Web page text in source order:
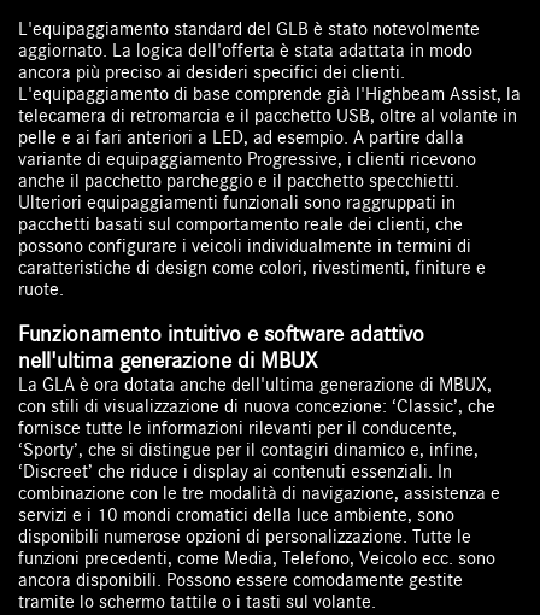
L'equipaggiamento standard del GLB è stato notevolmente
aggiornato. La logica dell'offerta è stata adattata in modo
ancora più preciso ai desideri specifici dei clienti.
L'equipaggiamento di base comprende già l'Highbeam Assist, la
telecamera di retromarcia e il pacchetto USB, oltre al volante in
pelle e ai fari anteriori a LED, ad esempio. A partire dalla
variante di equipaggiamento Progressive, i clienti ricevono
anche il pacchetto parcheggio e il pacchetto specchietti.
Ulteriori equipaggiamenti funzionali sono raggruppati in
pacchetti basati sul comportamento reale dei clienti, che
possono configurare i veicoli individualmente in termini di
caratteristiche di design come colori, rivestimenti, finiture e
ruote.
Funzionamento intuitivo e software adattivo
nell'ultima generazione di MBUX
La GLA è ora dotata anche dell'ultima generazione di MBUX,
con stili di visualizzazione di nuova concezione: ‘Classic’, che
fornisce tutte le informazioni rilevanti per il conducente,
‘Sporty’, che si distingue per il contagiri dinamico e, infine,
‘Discreet’ che riduce i display ai contenuti essenziali. In
combinazione con le tre modalità di navigazione, assistenza e
servizi e i 10 mondi cromatici della luce ambiente, sono
disponibili numerose opzioni di personalizzazione. Tutte le
funzioni precedenti, come Media, Telefono, Veicolo ecc. sono
ancora disponibili. Possono essere comodamente gestite
tramite lo schermo tattile o i tasti sul volante.